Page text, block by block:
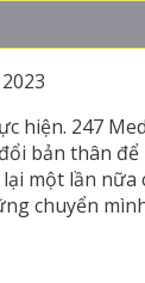
hiện. 247
bản thân
một lần
chuyển